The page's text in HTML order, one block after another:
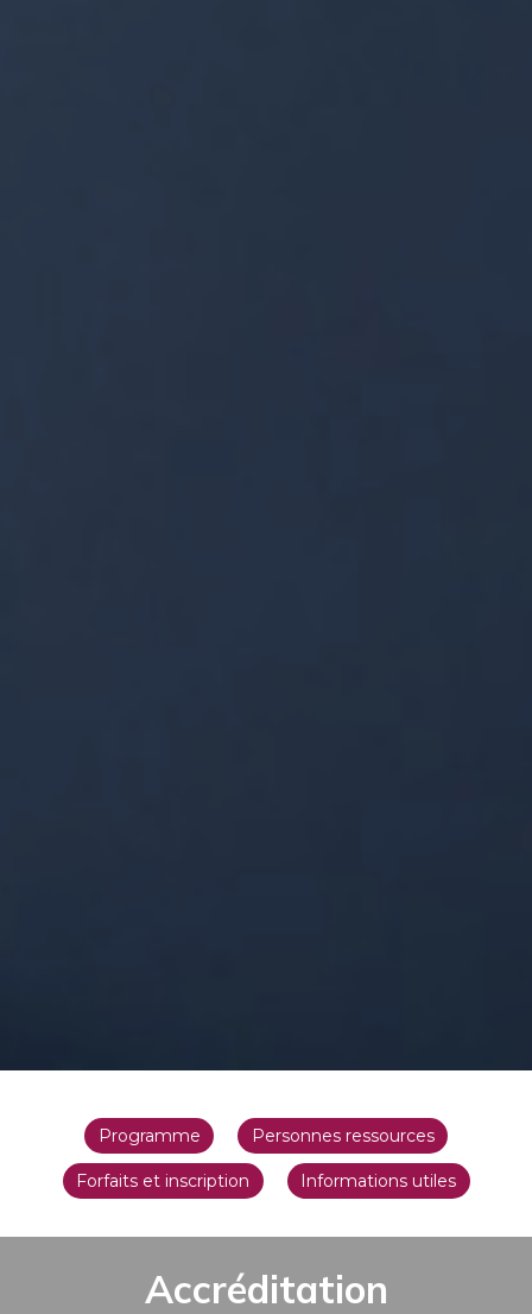
Programme Personnes ressources
Forfaits et inscription Informations utiles
Accréditation